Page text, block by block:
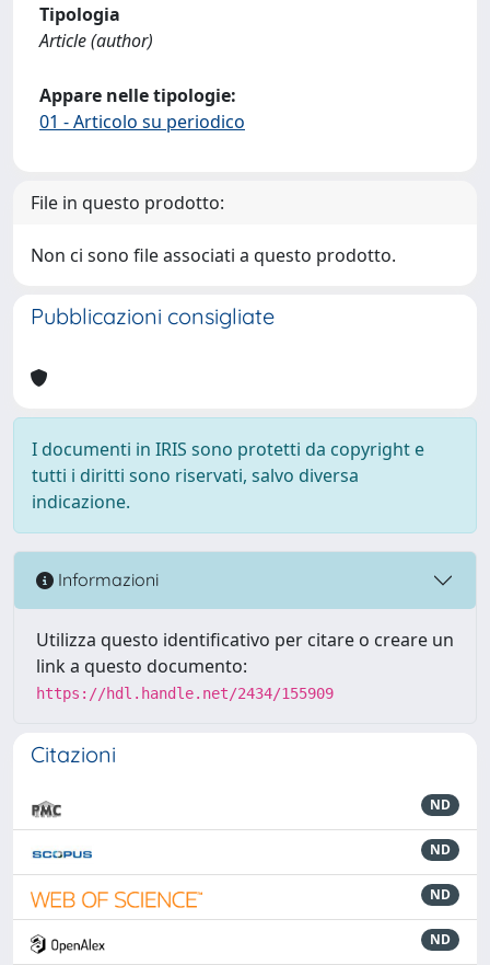
Tipologia
Article (author)
Appare nelle tipologie:
01 - Articolo su periodico
File in questo prodotto:
Non ci sono file associati a questo prodotto.
Pubblicazioni consigliate
I documenti in IRIS sono protetti da copyright e
tutti i diritti sono riservati, salvo diversa
indicazione.
Informazioni
Utilizza questo identificativo per citare o creare un
link a questo documento:
https://hdl.handle.net/2434/155909
Citazioni
ND
ND
ND
ND